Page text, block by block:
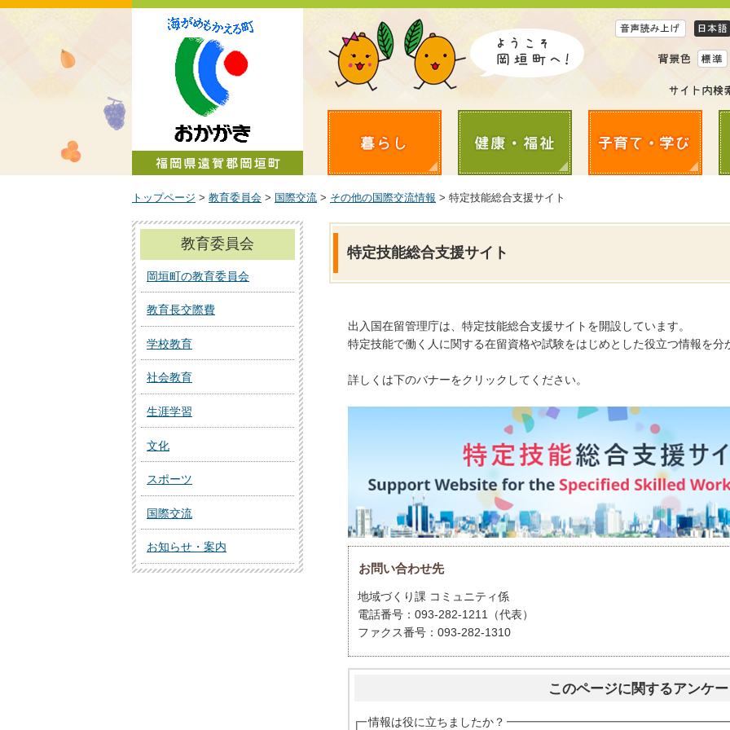
トップページ > 教育委員会 > 国際交流 > その他の国際交流情報 > 特定技能総合支援サイト
特定技能総合支援サイト
出入国在留管理庁は、特定技能総合支援サイトを開設しています。
特定技能で働く人に関する在留資格や試験をはじめとした役立つ情報を分
詳しくは下のバナーをクリックしてください。
お問い合わせ先
地域づくり課 コミュニティ係
電話番号：093-282-1211（代表）
ファクス番号：093-282-1310
このページに関するアンケ
情報は役に立ちましたか？
教育委員会
岡垣町の教育委員会
教育長交際費
学校教育
社会教育
生涯学習
文化
スポーツ
国際交流
お知らせ・案内